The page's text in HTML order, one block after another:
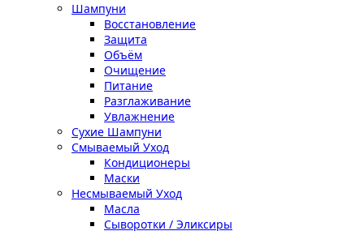
Шампуни
Восстановление
Защита
Объём
Очищение
Питание
Разглаживание
Увлажнение
Сухие Шампуни
Смываемый Уход
Кондиционеры
Маски
Несмываемый Уход
Масла
Сыворотки / Эликсиры